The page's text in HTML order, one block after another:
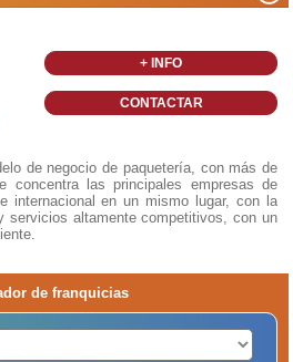
+ INFO
CONTACTAR
de negocio de paquetería, con más de
concentra las principales empresas de
internacional en un mismo lugar, con la
servicios altamente competitivos, con un
de franquicias